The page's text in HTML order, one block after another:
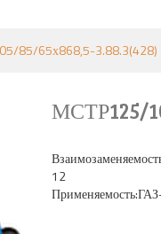
85/65х868,5-3.88.3(428)
МСТР125/